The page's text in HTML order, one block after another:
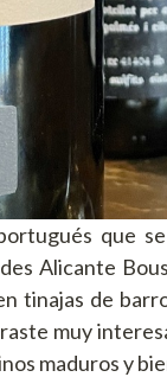
que
Alicante
tinajas de
muy
maduros y